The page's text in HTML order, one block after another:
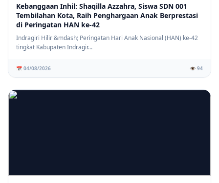
Kebanggaan Inhil: Shaqilla Azzahra, Siswa SDN 001
Tembilahan Kota, Raih Penghargaan Anak Berprestasi
di Peringatan HAN ke-42
Indragiri Hilir &mdash; Peringatan Hari Anak Nasional (HAN) ke-42
tingkat Kabupaten Indragir...
📅 04/08/2026 👁️ 94